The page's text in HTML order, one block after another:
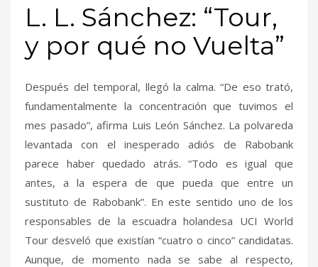
L. L. Sánchez: “Tour,
y por qué no Vuelta”
Después del temporal, llegó la calma. “De eso trató,
fundamentalmente la concentración que tuvimos el
mes pasado”, afirma Luis León Sánchez. La polvareda
levantada con el inesperado adiós de Rabobank
parece haber quedado atrás. “Todo es igual que
antes, a la espera de que pueda que entre un
sustituto de Rabobank”. En este sentido uno de los
responsables de la escuadra holandesa UCI World
Tour desveló que existían “cuatro o cinco” candidatas.
Aunque, de momento nada se sabe al respecto,